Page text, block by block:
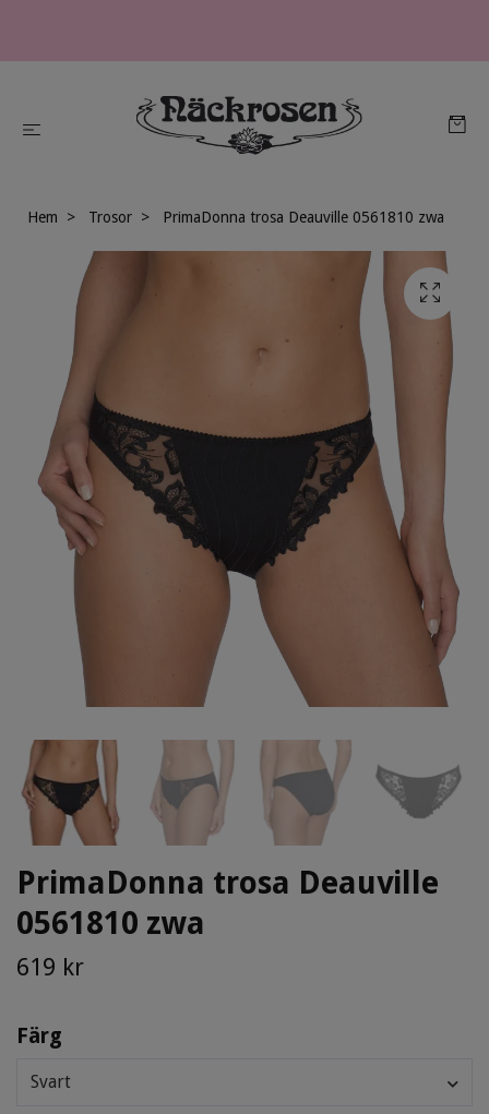
Hem Trosor PrimaDonna trosa Deauville 0561810 zwa
PrimaDonna trosa Deauville
0561810 zwa
619 kr
Färg
Svart